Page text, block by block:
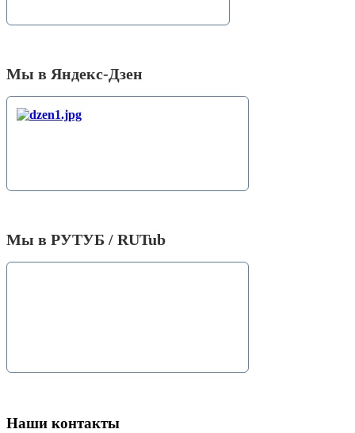
Мы в Яндекс-Дзен
Мы в РУТУБ / RUTub
Наши контакты